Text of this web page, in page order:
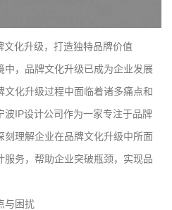
化升级，打造独特品牌价值
中，品牌文化升级已成为企业发展
化升级过程中面临着诸多痛点和
波IP设计公司作为一家专注于品牌
理解企业在品牌文化升级中所面
务，帮助企业突破瓶颈，实现品
与困扰